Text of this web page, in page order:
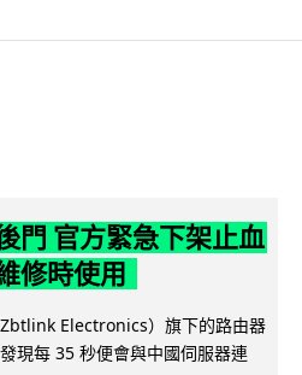
門 官方緊急下架止血
修時使用
Electronics）旗下的路由器
現每 35 秒便會與中國伺服器連